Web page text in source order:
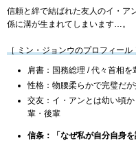
信頼と絆で結ばれた友人のイ・ア
係に溝が生まれてしまいます…。
［ ミン・ジョンウのプロフィール
肩書：国務総理 / 代々首相
性格：物腰柔らかで完璧だ
交友：イ・アンとは幼い頃
輩・後輩
信条：「なぜ私が自分自身